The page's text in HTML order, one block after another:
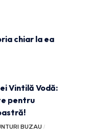
chiar la ea
Vintilă Vodă:
pentru
BUZAU